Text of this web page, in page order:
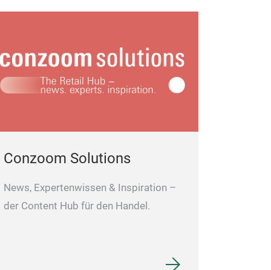
Conzoom Solutions
News, Expertenwissen & Inspiration –
der Content Hub für den Handel.